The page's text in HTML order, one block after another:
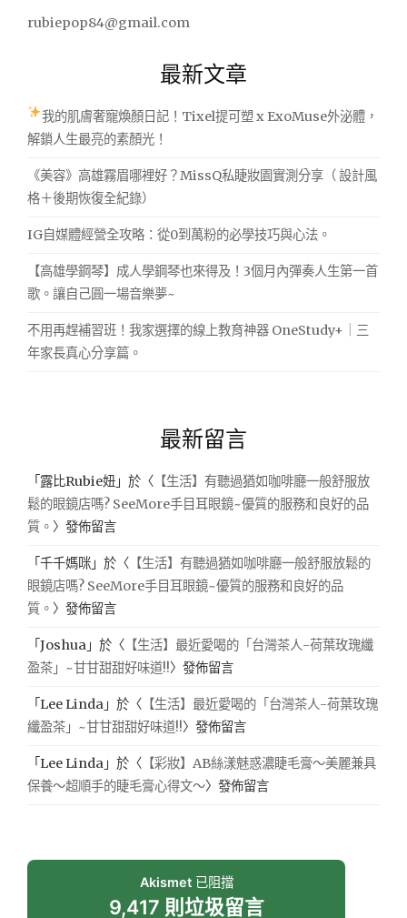
rubiepop84@gmail.com
最新文章
我的肌膚奢寵煥顏日記！Tixel提可塑 x ExoMuse外泌體，
解鎖人生最亮的素顏光！
《美容》高雄霧眉哪裡好？MissQ私睫妝園實測分享（ 設計風
格＋後期恢復全紀錄）
IG自媒體經營全攻略：從0到萬粉的必學技巧與心法。
【高雄學鋼琴】成人學鋼琴也來得及！3個月內彈奏人生第一首
歌。讓自己圓一場音樂夢~
不用再趕補習班！我家選擇的線上教育神器 OneStudy+｜三
年家長真心分享篇。
最新留言
「 露比Rubie妞 」於〈 【生活】有聽過猶如咖啡廳一般舒服放
鬆的眼鏡店嗎? SeeMore手目耳眼鏡~優質的服務和良好的品
質。 〉發佈留言
「千千媽咪 」於〈 【生活】有聽過猶如咖啡廳一般舒服放鬆的
眼鏡店嗎? SeeMore手目耳眼鏡~優質的服務和良好的品
質。 〉發佈留言
「Joshua 」於〈 【生活】最近愛喝的「台灣茶人-荷葉玫瑰纖
盈茶」~甘甘甜甜好味道!!〉發佈留言
「Lee Linda 」於〈 【生活】最近愛喝的「台灣茶人-荷葉玫瑰
纖盈茶」~甘甘甜甜好味道!!〉發佈留言
「Lee Linda 」於〈 【彩妝】AB絲漾魅惑濃睫毛膏～美麗兼具
保養～超順手的睫毛膏心得文～〉發佈留言
Akismet已阻擋
9,417 則垃圾留言